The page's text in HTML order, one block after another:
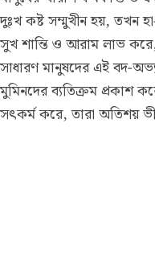
দুঃখ কষ্ট সম্মুখীন হয়, তখন
সুখ শান্তি ও আরাম লাভ
সাধারণ মানুষদের এই বদ-
মুমিনদের ব্যতিক্রম প্রকাশ
সৎকর্ম করে, তারা অতিশয়